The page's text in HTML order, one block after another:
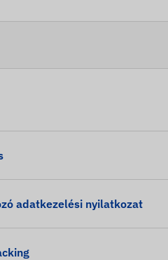
adatkezelési nyilatkozat